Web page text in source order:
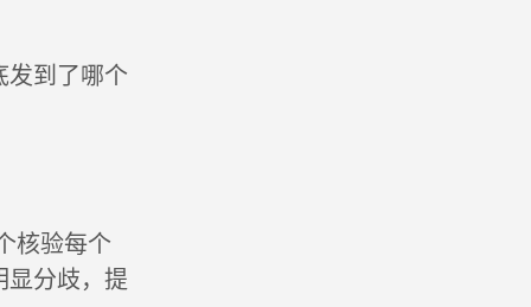
到了哪个
核验每个
显分歧，提